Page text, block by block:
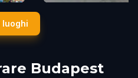
luoghi
Budapest